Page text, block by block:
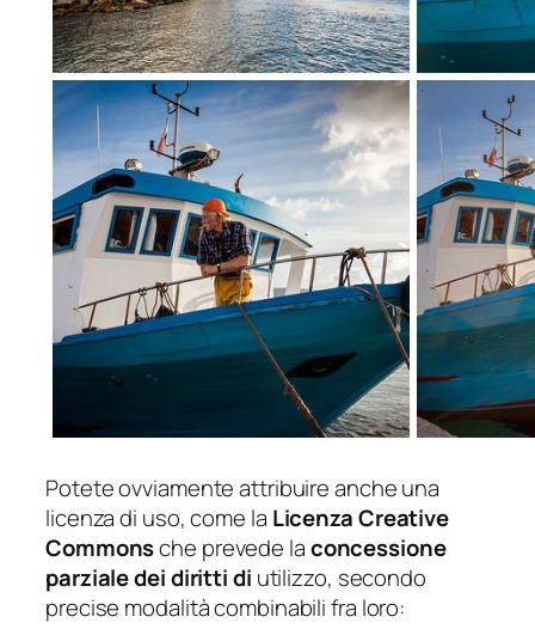
Potete ovviamente attribuire anche una
licenza di uso, come la Licenza Creative
Commonsche prevede laconcessione
parziale dei diritti di utilizzo, secondo
precise modalità combinabili fra loro: